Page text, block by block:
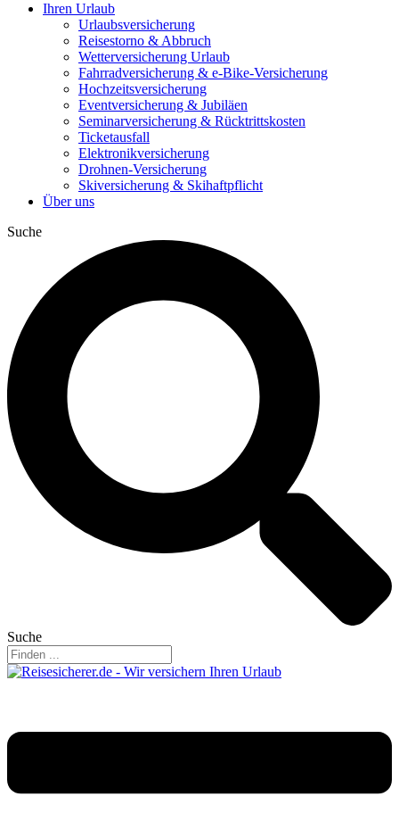
Ihren Urlaub
Urlaubsversicherung
Reisestorno & Abbruch
Wetterversicherung Urlaub
Fahrradversicherung & e-Bike-Versicherung
Hochzeitsversicherung
Eventversicherung & Jubiläen
Seminarversicherung & Rücktrittskosten
Ticketausfall
Elektronikversicherung
Drohnen-Versicherung
Skiversicherung & Skihaftpflicht
Über uns
Suche
Suche